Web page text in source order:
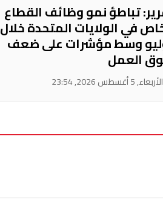
تباطؤ نمو وظائف القطاع
في الولايات المتحدة خلال
وسط مؤشرات على ضعف
العمل
الأربعاء, 5 أغسطس 2026, 23:54